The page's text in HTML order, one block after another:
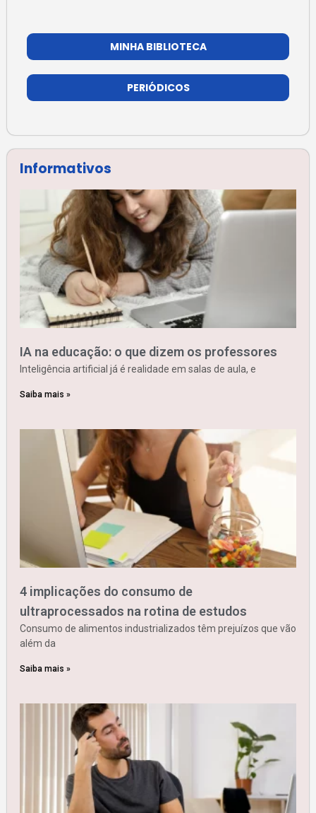
MINHA BIBLIOTECA
PERIÓDICOS
Informativos
IA na educação: o que dizem os professores
Inteligência artificial já é realidade em salas de aula, e
Saiba mais »
4 implicações do consumo de
ultraprocessados na rotina de estudos
Consumo de alimentos industrializados têm prejuízos que vão
além da
Saiba mais »